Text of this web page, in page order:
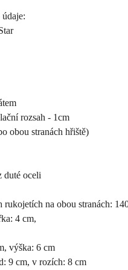
rozsah - 1cm
obou stranách hřiště)
duté oceli
na obou stranách:
4 cm,
výška: 6 cm
9 cm, v rozích: 8 cm